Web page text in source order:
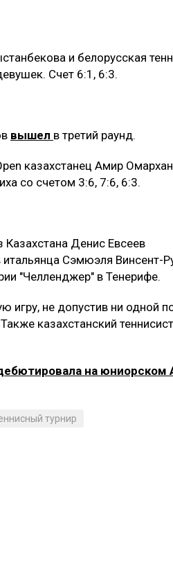
и белорусская
Счет 6:1, 6:3.
вышел в третий раунд.
казахстанец Амир
со счетом 3:6, 7:6, 6:3.
Казахстана Денис Евсеев
итальянца Сэмюэля Винсент-
"Челленджер" в Тенерифе.
игру, не допустив ни одной
казахстанский
на юниорском
турнир